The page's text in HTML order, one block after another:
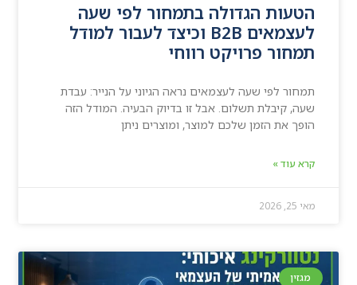
הטעות הגדולה בתמחור לפי שעה
לעצמאים B2B וכיצד לעבור למודל
תמחור פרויקט רווחי
תמחור לפי שעה לעצמאים נראה הגיוני על הנייר: עבדת
שעה, קיבלת תשלום. אבל זו בדיוק הבעיה. המודל הזה
הופך את הזמן שלכם למוצר, ומוצרים ניתן
קרא עוד »
מאי 25, 2026
מגזין